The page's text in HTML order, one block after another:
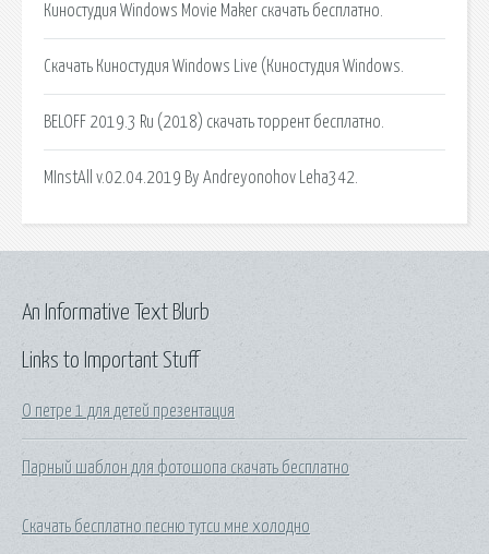
Киностудия Windows Movie Maker скачать бесплатно.
Скачать Киностудия Windows Live (Киностудия Windows.
BELOFF 2019.3 Ru (2018) скачать торрент бесплатно.
MInstAll v.02.04.2019 By Andreyonohov Leha342.
Links to Important Stuff
О петре 1 для детей презентация
Парный шаблон для фотошопа скачать бесплатно
Скачать бесплатно песню тутси мне холодно
An Informative Text Blurb